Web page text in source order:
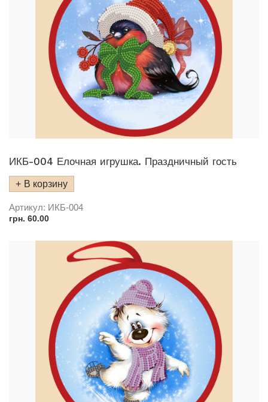
ИКБ-004 Елочная игрушка. Праздничный гость
В корзину
Артикул: ИКБ-004
грн. 60.00